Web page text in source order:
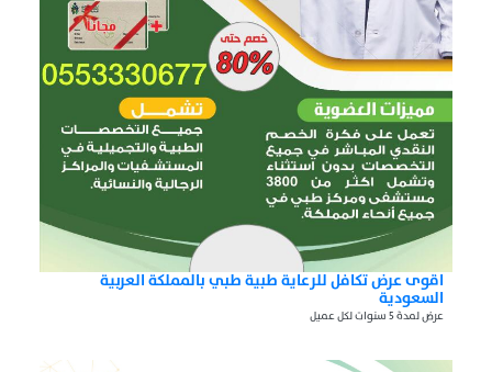
اقوى عرض تكافل للرعاية طبية طبي بالمملكة العربية
السعودية
عرض لمدة 5 سنوات لكل عميل